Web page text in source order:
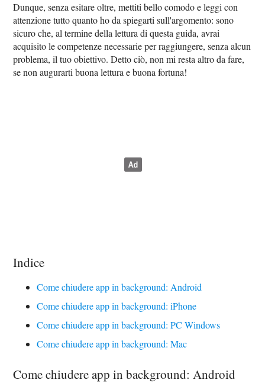
Dunque, senza esitare oltre, mettiti bello comodo e leggi con
attenzione tutto quanto ho da spiegarti sull'argomento: sono
sicuro che, al termine della lettura di questa guida, avrai
acquisito le competenze necessarie per raggiungere, senza alcun
problema, il tuo obiettivo. Detto ciò, non mi resta altro da fare,
se non augurarti buona lettura e buona fortuna!
Indice
Come chiudere app in background: Android
Come chiudere app in background: iPhone
Come chiudere app in background: PC Windows
Come chiudere app in background: Mac
Come chiudere app in background: Android